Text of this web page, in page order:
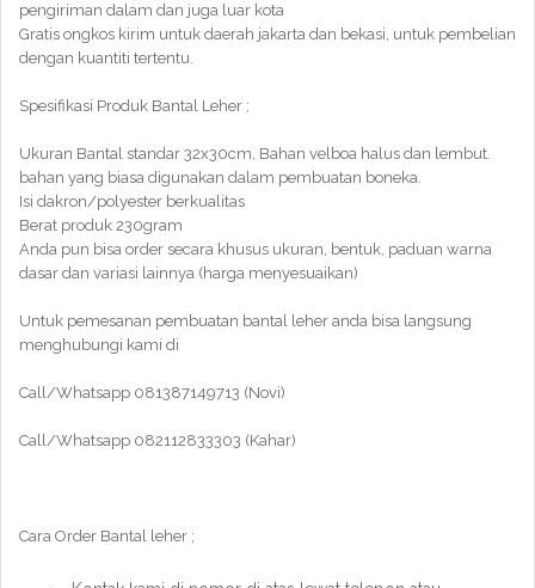
pengiriman dalam dan juga luar kota
Gratis ongkos kirim untuk daerah jakarta dan bekasi, untuk pembelian
dengan kuantiti tertentu.
Spesifikasi Produk Bantal Leher ;
Ukuran Bantal standar 32x30cm, Bahan velboa halus dan lembut.
bahan yang biasa digunakan dalam pembuatan boneka.
Isi dakron/polyester berkualitas
Berat produk 230gram
Anda pun bisa order secara khusus ukuran, bentuk, paduan warna
dasar dan variasi lainnya (harga menyesuaikan)
Untuk pemesanan pembuatan bantal leher anda bisa langsung
menghubungi kami di
Call/Whatsapp 081387149713 (Novi)
Call/Whatsapp 082112833303 (Kahar)
Cara Order Bantal leher ;